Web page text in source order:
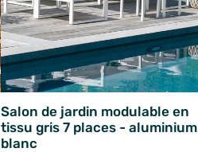
Salon de jardin modulable en
tissu gris 7 places - aluminium
blanc